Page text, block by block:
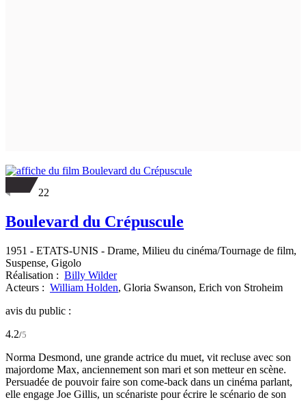
22
Boulevard du Crépuscule
1951 - ETATS-UNIS - Drame, Milieu du cinéma/Tournage de film,
Suspense, Gigolo
Réalisation : Billy Wilder
Acteurs : William Holden, Gloria Swanson, Erich von Stroheim
avis du public :
4.2/5
Norma Desmond, une grande actrice du muet, vit recluse avec son
majordome Max, anciennement son mari et son metteur en scène.
Persuadée de pouvoir faire son come-back dans un cinéma parlant,
elle engage Joe Gillis, un scénariste pour écrire le scénario de son